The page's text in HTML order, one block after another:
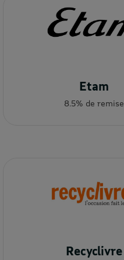
Etam
8.5% de remise
Recyclivre